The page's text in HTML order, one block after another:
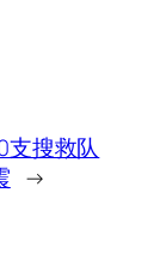
支搜救队
→